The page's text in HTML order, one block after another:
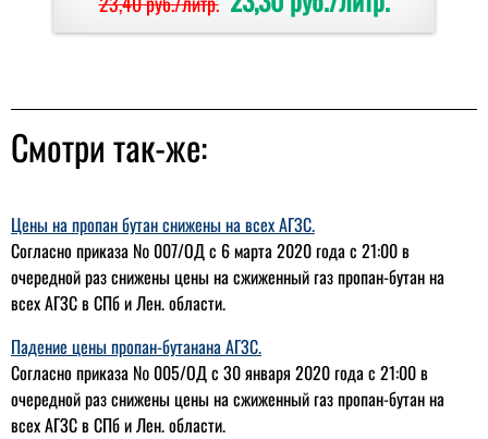
Смотри так-же:
Цены на пропан бутан снижены на всех АГЗС.
Согласно приказа № 007/ОД с 6 марта 2020 года с 21:00 в
очередной раз снижены цены на сжиженный газ пропан-бутан на
всех АГЗС в СПб и Лен. области.
Падение цены пропан-бутанана АГЗС.
Согласно приказа № 005/ОД с 30 января 2020 года с 21:00 в
очередной раз снижены цены на сжиженный газ пропан-бутан на
всех АГЗС в СПб и Лен. области.